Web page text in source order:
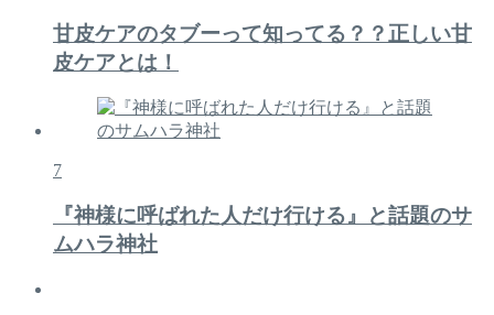
甘皮ケアのタブーって知ってる？？正しい甘
皮ケアとは！
7
『神様に呼ばれた人だけ行ける』と話題のサ
ムハラ神社